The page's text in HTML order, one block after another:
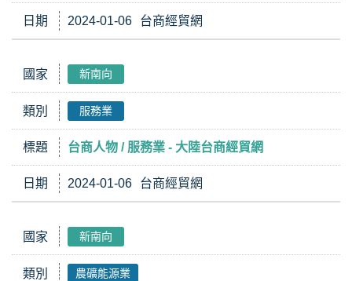
日期 2024-01-06 台商經貿網
國家 新南向
類別 服務業
標題 台商人物 / 服務業 - 大陸台商經貿網
日期 2024-01-06 台商經貿網
國家 新南向
類別 農礦能源業